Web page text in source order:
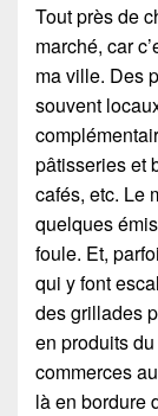
Tout près de
marché, car
ma ville. Des
souvent
pâtisseries et
cafés, etc. Le
quelques
foule. Et,
qui y font
des grillades
en produits
commerces
là en bordure